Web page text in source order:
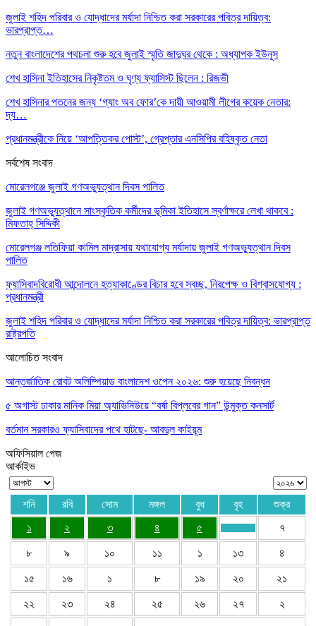
জুলাই শহিদ পরিবার ও যোদ্ধাদের মর্যাদা নিশ্চিত করা সরকারের পবিত্র দায়িত্ব:
ভারপ্রাপ্ত…
নতুন বাংলাদেশের পথচলা শুরু হবে জুলাই স্মৃতি জাদুঘর থেকে : অধ্যাপক ইউনূস
শেখ হাসিনা ইতিহাসের নিকৃষ্টতম ও ঘৃণ্য ফ্যাসিস্ট ছিলেন : রিজভী
শেখ হাসিনার পতনের জন্য ‘গ্যাং অব ফোর’কে দায়ী আওয়ামী লীগের কয়েক নেতার:
দ্য…
প্রধানমন্ত্রীকে নিয়ে ‘আপত্তিকর পোস্ট’, গ্রেপ্তার এনসিপির বহিষ্কৃত নেতা
সর্বশেষ সংবাদ
মোরেলগঞ্জে জুলাই গণঅভ্যুত্থান দিবস পালিত
জুলাই গণঅভ্যুত্থানে সাংস্কৃতিক কর্মীদের ভূমিকা ইতিহাসে স্বর্ণাক্ষরে লেখা থাকবে :
মিফতাহ্ সিদ্দিকী
মোরেলগঞ্জ লতিফিয়া কামিল মাদ্রাসায় যথাযোগ্য মর্যাদায় জুলাই গণঅভ্যুত্থান দিবস
পালিত
ফ্যাসিবাদবিরোধী আন্দোলনে হত্যাকাণ্ডের বিচার হবে স্বচ্ছ, নিরপেক্ষ ও বিশ্বাসযোগ্য :
প্রধানমন্ত্রী
জুলাই শহিদ পরিবার ও যোদ্ধাদের মর্যাদা নিশ্চিত করা সরকারের পবিত্র দায়িত্ব: ভারপ্রাপ্ত
রাষ্ট্রপতি
আলোচিত সংবাদ
আন্তর্জাতিক রোবট অলিম্পিয়াড বাংলাদেশ ওপেন ২০২৬: শুরু হয়েছে নিবন্ধন
৫ অগাস্ট ঢাকার মানিক মিয়া অ্যাভিনিউয়ে “বর্ষা বিপ্লবের গান” উন্মুক্ত কনসার্ট
বর্তমান সরকারও ফ্যাসিবাদের পথে হাটছে- আবদুল কাইয়ূম
অফিসিয়াল পেজ
আর্কাইভ
শনি রবি সোম মঙ্গল বুধ বৃহ
শুক্র
১
২ ৩ ৪ ৫ ৭
৮ ৯ ১০ ১১ ১ ১৩ ৪
১৫ ১৬ ১ ৮ ১৯ ২০ ২১
২২ ২৩ ২৪ ২৫ ২৬ ২৭ ২